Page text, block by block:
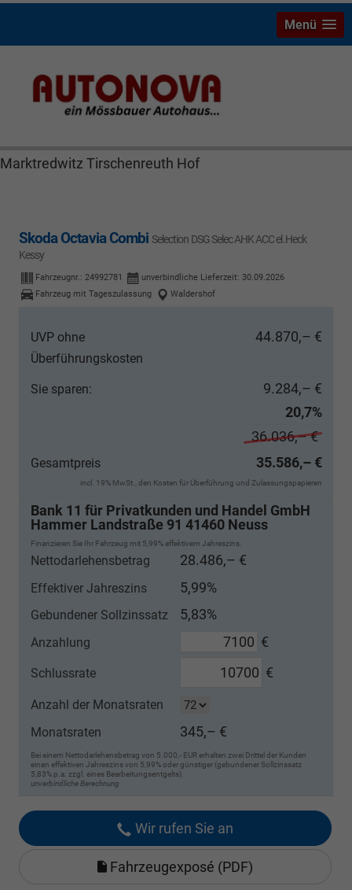
Skoda Octavia Bayreuth Nützel Mössbauer Autonova
Brucker Räthel MGS Autohaus günstig Finanzierung
Marktredwitz Tirschenreuth Hof
Menü
Skoda Octavia Combi Selection DSG Selec AHK ACC el.Heck
Kessy
Fahrzeugnr.: 24992781 unverbindliche Lieferzeit: 30.09.2026
Fahrzeug mit Tageszulassung
Waldershof
UVP ohne
Überführungskosten
44.870,– €
Sie sparen:
9.284,– €
20,7%
36.036,– €
Gesamtpreis 35.586,– €
incl. 19% MwSt., den Kosten für Überführung und Zulassungspapieren
Bank 11 für Privatkunden und Handel GmbH
Hammer Landstraße 91 41460 Neuss
Finanzieren Sie Ihr Fahrzeug mit 5,99% effektivem Jahreszins.
Nettodarlehensbetrag 28.486,– €
Effektiver Jahreszins 5,99%
Gebundener Sollzinssatz 5,83%
Anzahlung €
Schlussrate €
Anzahl der Monatsraten
Monatsraten
345,– €
Bei einem Nettodarlehensbetrag von 5.000,- EUR erhalten zwei Drittel der Kunden
einen effektiven Jahreszins von 5,99% oder günstiger (gebundener Sollzinssatz
5,83% p.a. zzgl. eines Bearbeitungsentgelts).
unverbindliche Berechnung
Wir rufen Sie an
Fahrzeugexposé (PDF)